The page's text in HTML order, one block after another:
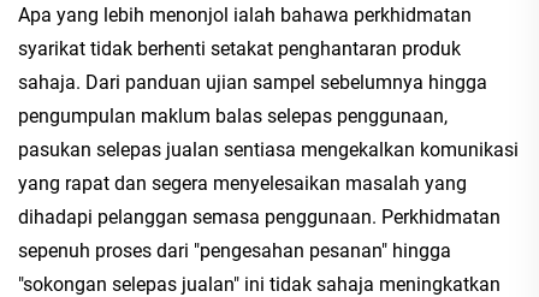
Apa yang lebih menonjol ialah bahawa perkhidmatan
syarikat tidak berhenti setakat penghantaran produk
sahaja. Dari panduan ujian sampel sebelumnya hingga
pengumpulan maklum balas selepas penggunaan,
pasukan selepas jualan sentiasa mengekalkan komunikasi
yang rapat dan segera menyelesaikan masalah yang
dihadapi pelanggan semasa penggunaan. Perkhidmatan
sepenuh proses dari "pengesahan pesanan" hingga
"sokongan selepas jualan" ini tidak sahaja meningkatkan